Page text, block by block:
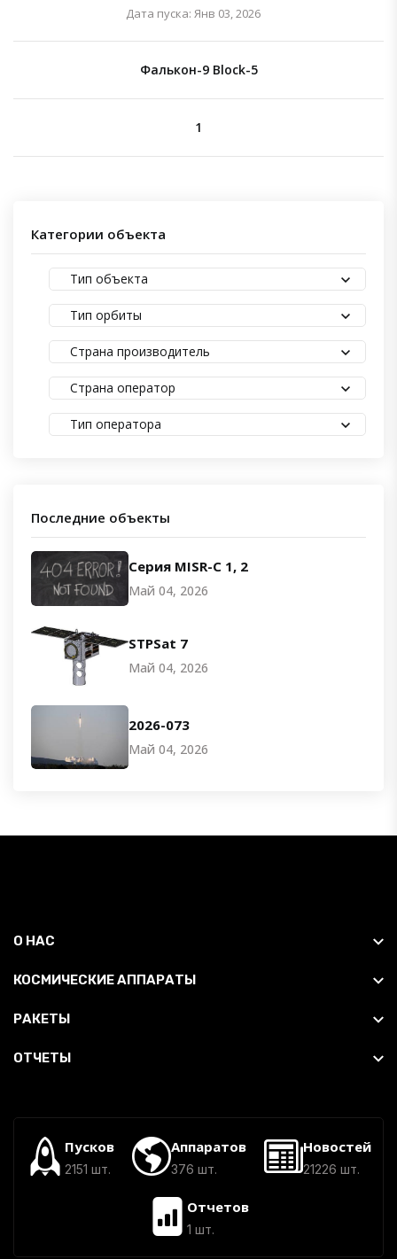
Дата пуска: Янв 03, 2026
Фалькон-9 Block-5
1
Категории объекта
Тип объекта
Тип орбиты
Страна производитель
Страна оператор
Тип оператора
Последние объекты
Серия MISR-C 1, 2
Май 04, 2026
STPSat 7
Май 04, 2026
2026-073
Май 04, 2026
О НАС
КОСМИЧЕСКИЕ АППАРАТЫ
РАКЕТЫ
ОТЧЕТЫ
Пусков
2151 шт.
Аппаратов
376 шт.
Новостей
21226 шт.
Отчетов
1 шт.